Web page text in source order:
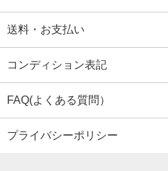
送料・お支払い
コンディション表記
FAQ(よくある質問）
プライバシーポリシー